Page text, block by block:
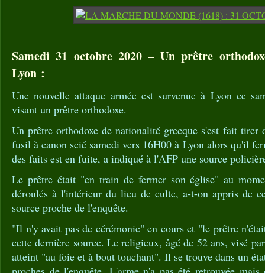
Samedi 31 octobre 2020 – Un prêtre
Lyon :
Une nouvelle attaque armée est survenue à Lyon ce
visant un prêtre orthodoxe.
Un prêtre orthodoxe de nationalité grecque s'est fait tirer
fusil à canon scié samedi vers 16H00 à Lyon alors qu'il
des faits est en fuite, a indiqué à l'AFP une source
Le prêtre était "en train de fermer son église" au
déroulés à l'intérieur du lieu de culte, a-t-on appris de
source proche de l'enquête.
"Il n'y avait pas de cérémonie" en cours et "le prêtre
cette dernière source. Le religieux, âgé de 52 ans, visé
atteint "au foie et à bout touchant". Il se trouve dans un